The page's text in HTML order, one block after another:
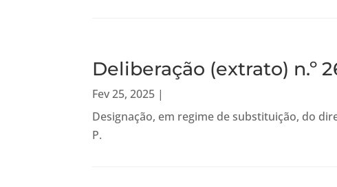
Deliberação (extrato) n.º
Fev 25, 2025 |
Designação, em regime de substituição, do
P.